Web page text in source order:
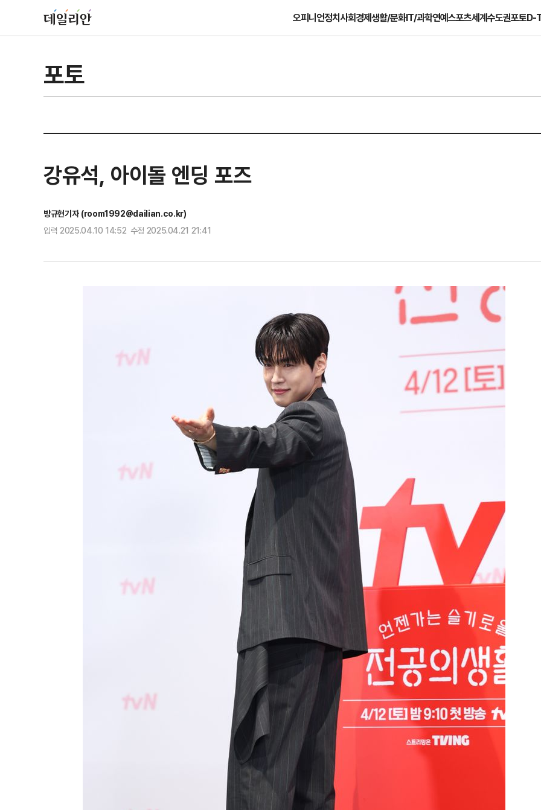
오피니언정치사회경제생활/문화IT/과학연예스포츠세계수도권포토D-
포토
강유석, 아이돌 엔딩 포즈
방규현기자 (room1992@dailian.co.kr)
입력 2025.04.10 14:52 수정 2025.04.21 21:41